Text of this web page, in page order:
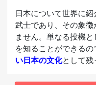
日本について世界に
武士であり、その象
ません。単なる投機
を知ることができる
い日本の文化として残